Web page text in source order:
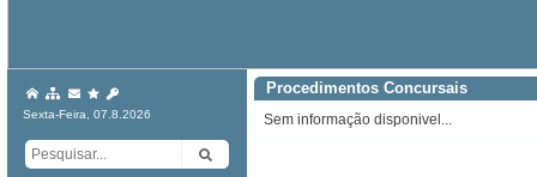
Sexta-Feira, 07.8.2026
Procedimentos Concursais
Sem informação disponivel...